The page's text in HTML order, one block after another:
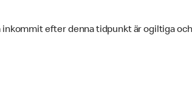
efter denna tidpunkt är ogiltiga